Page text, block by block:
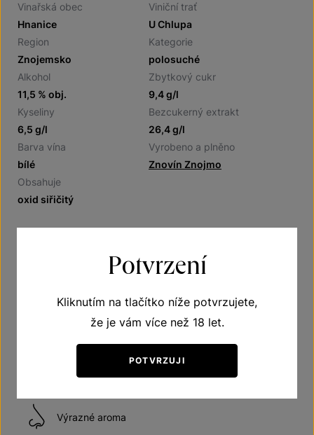
Vinařská obec
Hnanice
Viniční trať
U Chlupa
Region
Znojemsko
Kategorie
polosuché
Alkohol
11,5 % obj.
Zbytkový cukr
9,4 g/l
Kyseliny
6,5 g/l
Bezcukerný extrakt
26,4 g/l
Barva vína
bílé
Vyrobeno a plněno
Znovín Znojmo
Obsahuje
oxid siřičitý
Víno polosuché
Doporučená teplota vína při podávání 10–12 °C
Výrazné aroma
Potvrzení
Kliknutím na tlačítko níže potvrzujete,
že je vám více než 18 let.
POTVRZUJI